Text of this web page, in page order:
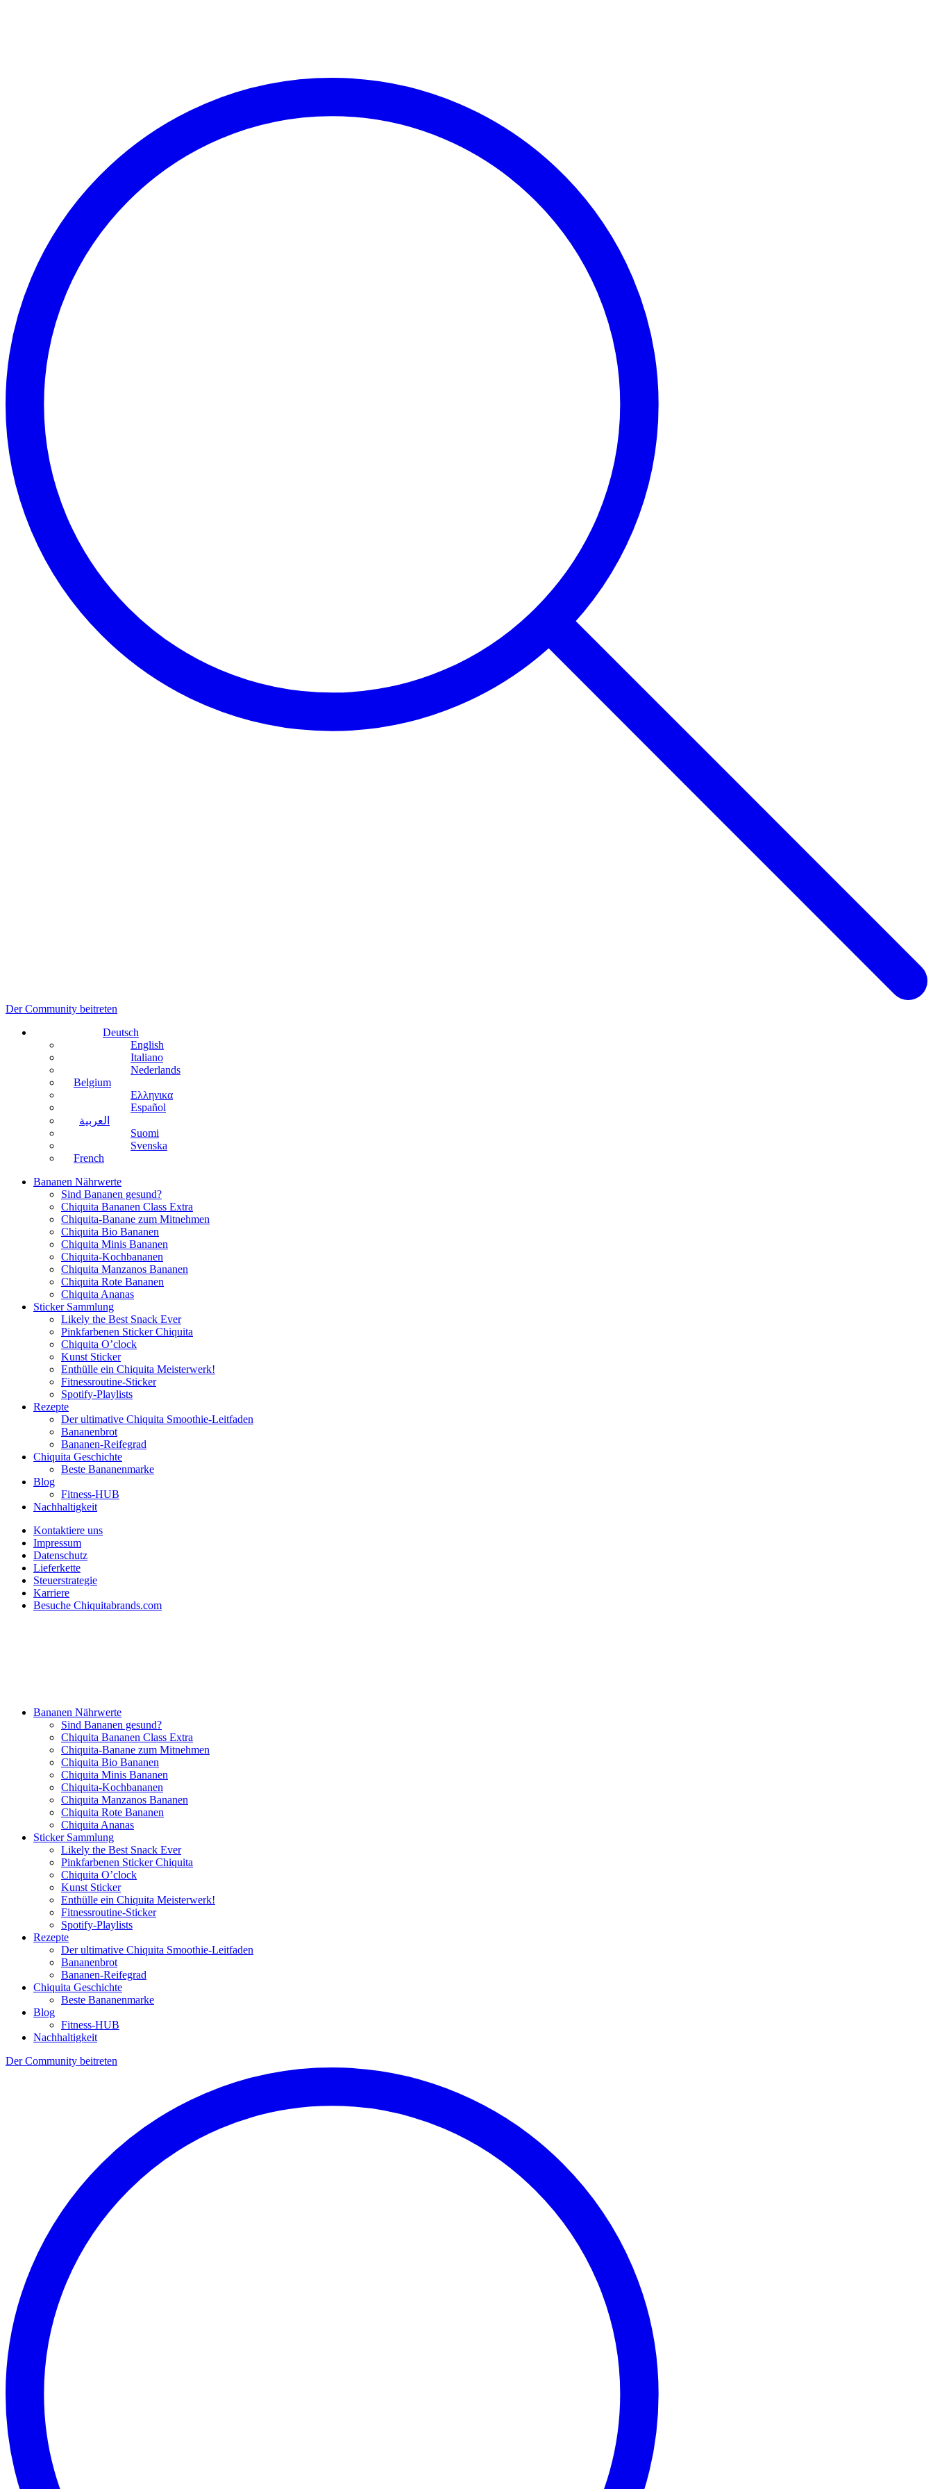
Der Community beitreten
Deutsch
English
Italiano
Nederlands
Belgium
Ελληνικα
Español
العربية
Suomi
Svenska
French
Bananen Nährwerte
Sind Bananen gesund?
Chiquita Bananen Class Extra
Chiquita-Banane zum Mitnehmen
Chiquita Bio Bananen
Chiquita Minis Bananen
Chiquita-Kochbananen
Chiquita Manzanos Bananen
Chiquita Rote Bananen
Chiquita Ananas
Sticker Sammlung
Likely the Best Snack Ever
Pinkfarbenen Sticker Chiquita
Chiquita O’clock
Kunst Sticker
Enthülle ein Chiquita Meisterwerk!
Fitnessroutine-Sticker
Spotify-Playlists
Rezepte
Der ultimative Chiquita Smoothie-Leitfaden
Bananenbrot
Bananen-Reifegrad
Chiquita Geschichte
Beste Bananenmarke
Blog
Fitness-HUB
Nachhaltigkeit
Kontaktiere uns
Impressum
Datenschutz
Lieferkette
Steuerstrategie
Karriere
Besuche Chiquitabrands.com
Bananen Nährwerte
Sind Bananen gesund?
Chiquita Bananen Class Extra
Chiquita-Banane zum Mitnehmen
Chiquita Bio Bananen
Chiquita Minis Bananen
Chiquita-Kochbananen
Chiquita Manzanos Bananen
Chiquita Rote Bananen
Chiquita Ananas
Sticker Sammlung
Likely the Best Snack Ever
Pinkfarbenen Sticker Chiquita
Chiquita O’clock
Kunst Sticker
Enthülle ein Chiquita Meisterwerk!
Fitnessroutine-Sticker
Spotify-Playlists
Rezepte
Der ultimative Chiquita Smoothie-Leitfaden
Bananenbrot
Bananen-Reifegrad
Chiquita Geschichte
Beste Bananenmarke
Blog
Fitness-HUB
Nachhaltigkeit
Der Community beitreten